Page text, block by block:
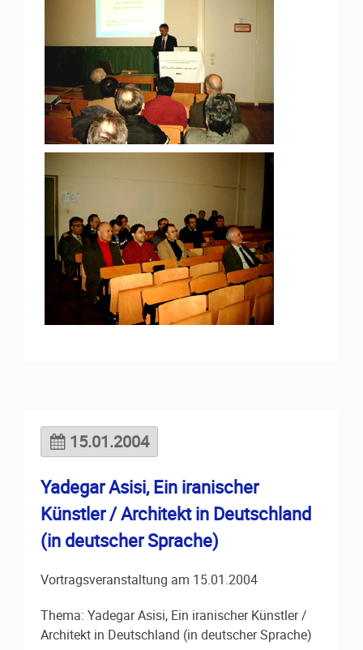
15.01.2004
Yadegar Asisi, Ein iranischer
Künstler / Architekt in Deutschland
(in deutscher Sprache)
Vortragsveranstaltung am 15.01.2004
Thema: Yadegar Asisi, Ein iranischer Künstler /
Architekt in Deutschland (in deutscher Sprache)